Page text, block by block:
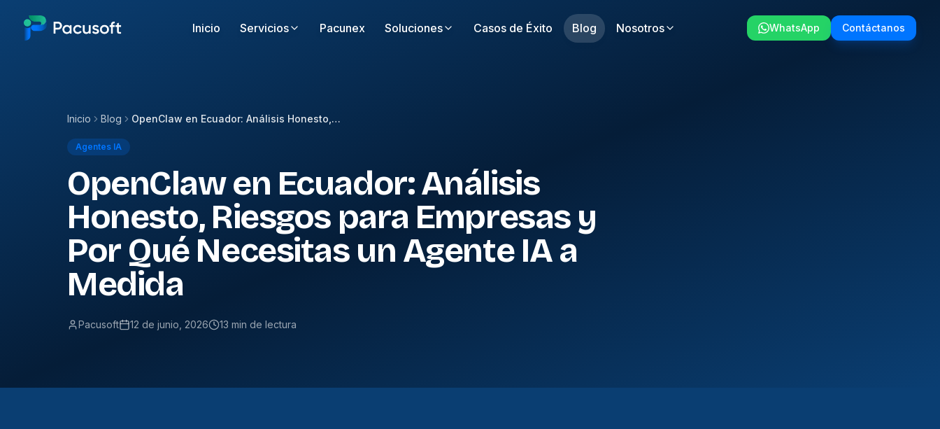
Inicio Servicios Pacunex Soluciones Casos de Éxito Blog Nosotros WhatsApp Contáctanos
Inicio Blog OpenClaw en Ecuador: Análisis Honesto, Riesgos para Empresas y Por Qué Necesitas un Agente IA a Medida
Agentes IA
OpenClaw en Ecuador: Análisis
Honesto, Riesgos para Empresas y
Por Qué Necesitas un Agente IA a
Medida
Pacusoft 12 de junio, 2026 13 min de lectura